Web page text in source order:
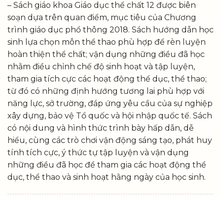
– Sách giáo khoa Giáo dục thể chất 12 được biên
soạn dựa trên quan điểm, mục tiêu của Chương
trình giáo dục phổ thông 2018. Sách hướng dẫn học
sinh lựa chọn môn thể thao phù hợp để rèn luyện
hoàn thiện thể chất; vận dụng những điều đã học
nhằm điều chỉnh chế độ sinh hoạt và tập luyện,
tham gia tích cực các hoạt động thể dục, thể thao;
từ đó có những định hướng tương lai phù hợp với
năng lực, sở trường, đáp ứng yêu cầu của sự nghiệp
xây dựng, bảo vệ Tổ quốc và hội nhập quốc tế. Sách
có nội dung và hình thức trình bày hấp dẫn, dễ
hiểu, cùng các trò chơi vận động sáng tạo, phát huy
tính tích cực, ý thức tự tập luyện và vận dụng
những điều đã học để tham gia các hoạt động thể
dục, thể thao và sinh hoạt hằng ngày của học sinh.